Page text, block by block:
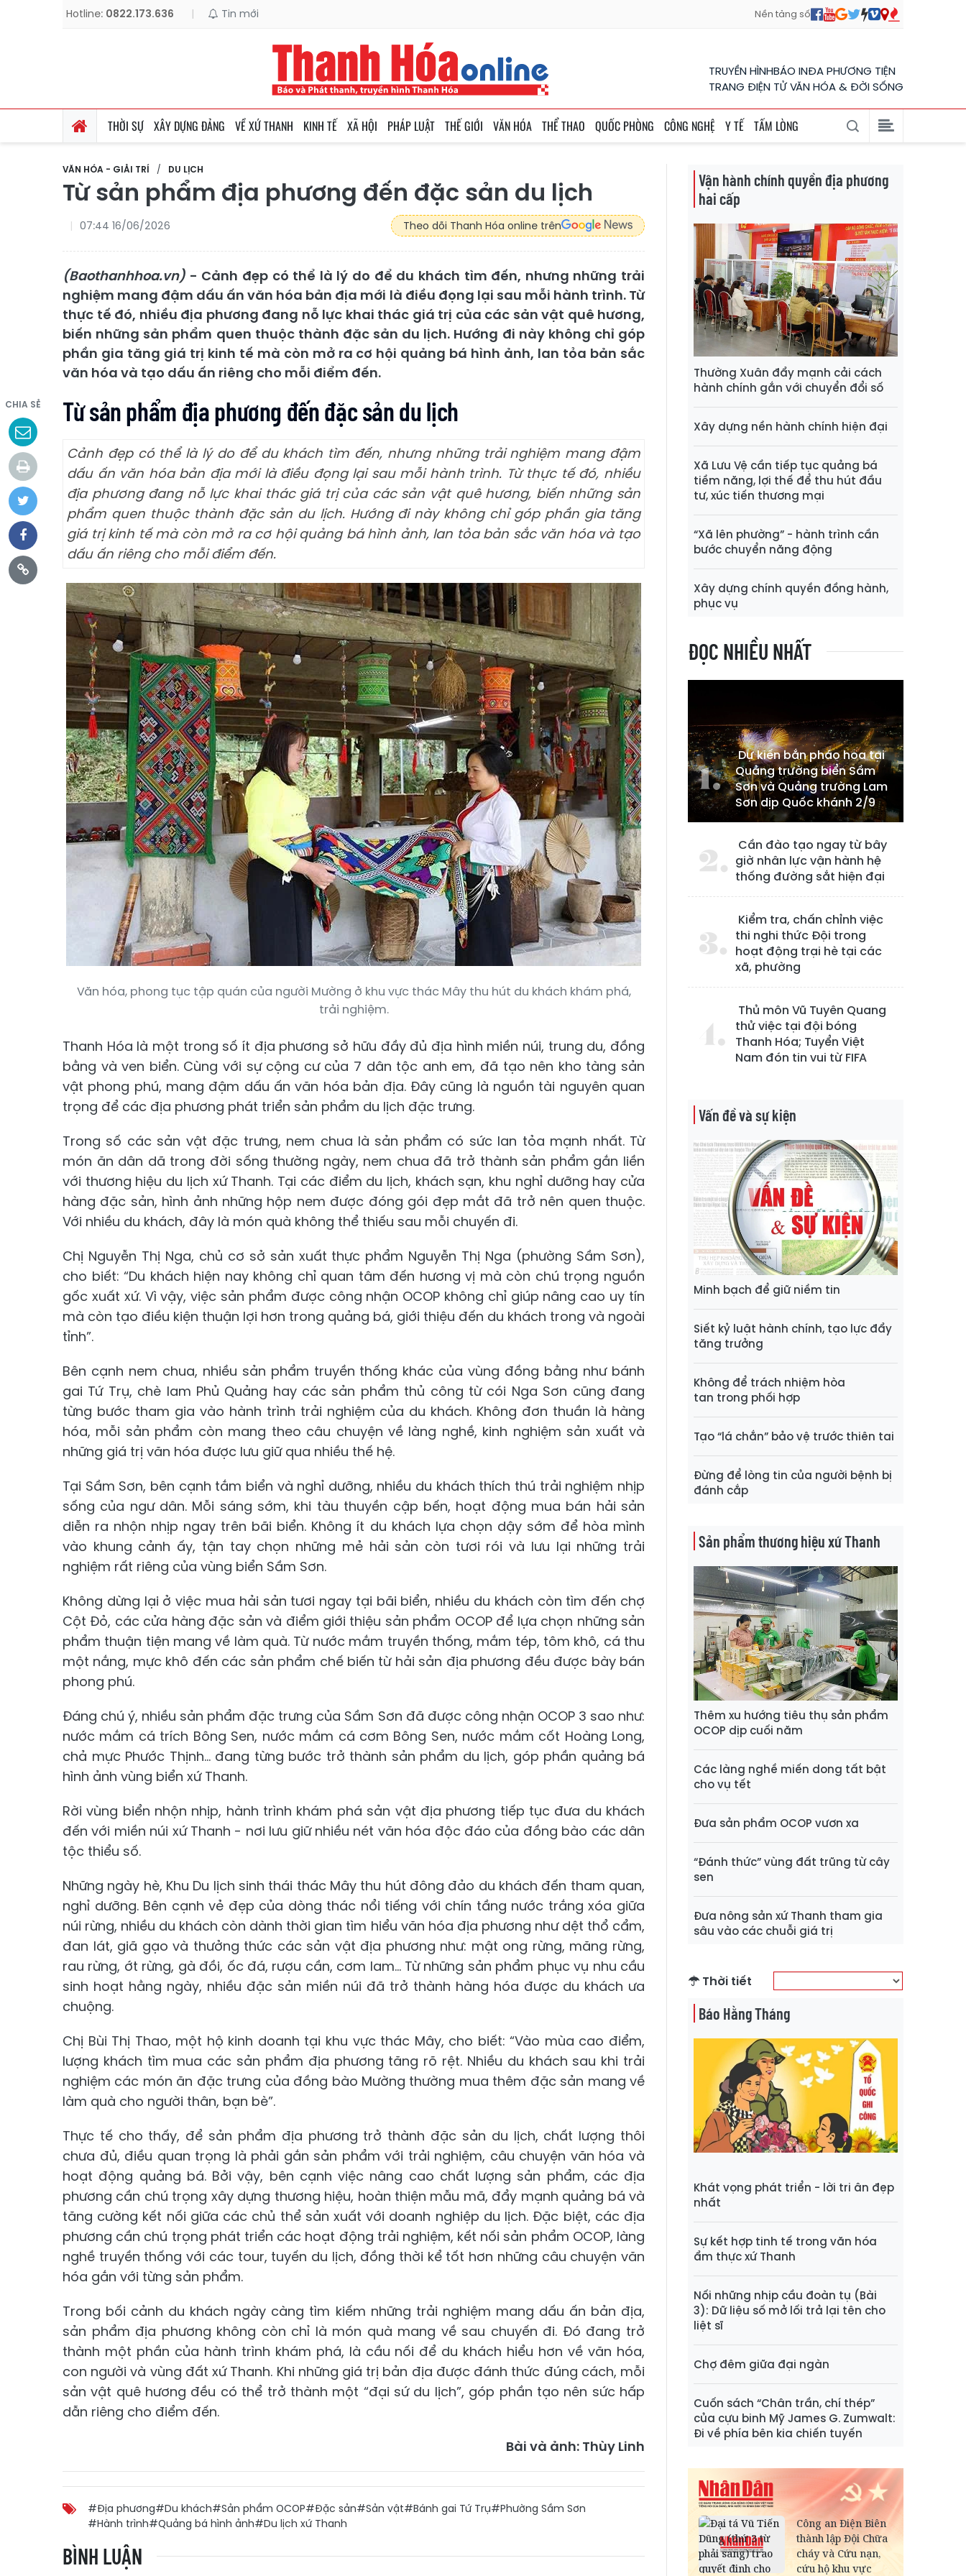
Hotline: 0822.173.636 | Tin mới Nền tảng số
TRUYỀN HÌNHBÁO INĐA PHƯƠNG TIỆN
TRANG ĐIỆN TỬ VĂN HÓA & ĐỜI SỐNG
THỜI SỰ XÂY DỰNG ĐẢNG VỀ XỨ THANH KINH TẾ XÃ HỘI PHÁP LUẬT THẾ GIỚI VĂN HÓA THỂ THAO QUỐC PHÒNG CÔNG NGHỆ Y TẾ TẤM LÒNG
VĂN HÓA - GIẢI TRÍ DU LỊCH
Từ sản phẩm địa phương đến đặc sản du lịch
07:44 16/06/2026 Theo dõi Thanh Hóa online trên
(Baothanhhoa.vn) - Cảnh đẹp có thể là lý do để du khách tìm đến, nhưng những trải
nghiệm mang đậm dấu ấn văn hóa bản địa mới là điều đọng lại sau mỗi hành trình. Từ
thực tế đó, nhiều địa phương đang nỗ lực khai thác giá trị của các sản vật quê hương,
biến những sản phẩm quen thuộc thành đặc sản du lịch. Hướng đi này không chỉ góp
phần gia tăng giá trị kinh tế mà còn mở ra cơ hội quảng bá hình ảnh, lan tỏa bản sắc
văn hóa và tạo dấu ấn riêng cho mỗi điểm đến.
CHIA SẺ Từ sản phẩm địa phương đến đặc sản du lịch
Cảnh đẹp có thể là lý do để du khách tìm đến, nhưng những trải nghiệm mang đậm
dấu ấn văn hóa bản địa mới là điều đọng lại sau mỗi hành trình. Từ thực tế đó, nhiều
địa phương đang nỗ lực khai thác giá trị của các sản vật quê hương, biến những sản
phẩm quen thuộc thành đặc sản du lịch. Hướng đi này không chỉ góp phần gia tăng
giá trị kinh tế mà còn mở ra cơ hội quảng bá hình ảnh, lan tỏa bản sắc văn hóa và tạo
dấu ấn riêng cho mỗi điểm đến.
Văn hóa, phong tục tập quán của người Mường ở khu vực thác Mây thu hút du khách khám phá,
trải nghiệm.
Thanh Hóa là một trong số ít địa phương sở hữu đầy đủ địa hình miền núi, trung du, đồng
bằng và ven biển. Cùng với sự cộng cư của 7 dân tộc anh em, đã tạo nên kho tàng sản
vật phong phú, mang đậm dấu ấn văn hóa bản địa. Đây cũng là nguồn tài nguyên quan
trọng để các địa phương phát triển sản phẩm du lịch đặc trưng.
Trong số các sản vật đặc trưng, nem chua là sản phẩm có sức lan tỏa mạnh nhất. Từ
món ăn dân dã trong đời sống thường ngày, nem chua đã trở thành sản phẩm gắn liền
với thương hiệu du lịch xứ Thanh. Tại các điểm du lịch, khách sạn, khu nghỉ dưỡng hay cửa
hàng đặc sản, hình ảnh những hộp nem được đóng gói đẹp mắt đã trở nên quen thuộc.
Với nhiều du khách, đây là món quà không thể thiếu sau mỗi chuyến đi.
Chị Nguyễn Thị Nga, chủ cơ sở sản xuất thực phẩm Nguyễn Thị Nga (phường Sầm Sơn),
cho biết: “Du khách hiện nay không chỉ quan tâm đến hương vị mà còn chú trọng nguồn
gốc xuất xứ. Vì vậy, việc sản phẩm được công nhận OCOP không chỉ giúp nâng cao uy tín
mà còn tạo điều kiện thuận lợi hơn trong quảng bá, giới thiệu đến du khách trong và ngoài
tỉnh”.
Bên cạnh nem chua, nhiều sản phẩm truyền thống khác của vùng đồng bằng như bánh
gai Tứ Trụ, chè lam Phủ Quảng hay các sản phẩm thủ công từ cói Nga Sơn cũng đang
từng bước tham gia vào hành trình trải nghiệm của du khách. Không đơn thuần là hàng
hóa, mỗi sản phẩm còn mang theo câu chuyện về làng nghề, kinh nghiệm sản xuất và
những giá trị văn hóa được lưu giữ qua nhiều thế hệ.
Tại Sầm Sơn, bên cạnh tắm biển và nghỉ dưỡng, nhiều du khách thích thú trải nghiệm nhịp
sống của ngư dân. Mỗi sáng sớm, khi tàu thuyền cập bến, hoạt động mua bán hải sản
diễn ra nhộn nhịp ngay trên bãi biển. Không ít du khách lựa chọn dậy sớm để hòa mình
vào khung cảnh ấy, tận tay chọn những mẻ hải sản còn tươi rói và lưu lại những trải
nghiệm rất riêng của vùng biển Sầm Sơn.
Không dừng lại ở việc mua hải sản tươi ngay tại bãi biển, nhiều du khách còn tìm đến chợ
Cột Đỏ, các cửa hàng đặc sản và điểm giới thiệu sản phẩm OCOP để lựa chọn những sản
phẩm thuận tiện mang về làm quà. Từ nước mắm truyền thống, mắm tép, tôm khô, cá thu
một nắng, mực khô đến các sản phẩm chế biến từ hải sản địa phương đều được bày bán
phong phú.
Đáng chú ý, nhiều sản phẩm đặc trưng của Sầm Sơn đã được công nhận OCOP 3 sao như:
nước mắm cá trích Bông Sen, nước mắm cá cơm Bông Sen, nước mắm cốt Hoàng Long,
chả mực Phước Thịnh... đang từng bước trở thành sản phẩm du lịch, góp phần quảng bá
hình ảnh vùng biển xứ Thanh.
Rời vùng biển nhộn nhịp, hành trình khám phá sản vật địa phương tiếp tục đưa du khách
đến với miền núi xứ Thanh - nơi lưu giữ nhiều nét văn hóa độc đáo của đồng bào các dân
tộc thiểu số.
Những ngày hè, Khu Du lịch sinh thái thác Mây thu hút đông đảo du khách đến tham quan,
nghỉ dưỡng. Bên cạnh vẻ đẹp của dòng thác nổi tiếng với chín tầng nước trắng xóa giữa
núi rừng, nhiều du khách còn dành thời gian tìm hiểu văn hóa địa phương như dệt thổ cẩm,
đan lát, giã gạo và thưởng thức các sản vật địa phương như: mật ong rừng, măng rừng,
rau rừng, ớt rừng, gà đồi, ốc đá, rượu cần, cơm lam... Từ những sản phẩm phục vụ nhu cầu
sinh hoạt hằng ngày, nhiều đặc sản miền núi đã trở thành hàng hóa được du khách ưa
chuộng.
Chị Bùi Thị Thao, một hộ kinh doanh tại khu vực thác Mây, cho biết: “Vào mùa cao điểm,
lượng khách tìm mua các sản phẩm địa phương tăng rõ rệt. Nhiều du khách sau khi trải
nghiệm các món ăn đặc trưng của đồng bào Mường thường mua thêm đặc sản mang về
làm quà cho người thân, bạn bè”.
Thực tế cho thấy, để sản phẩm địa phương trở thành đặc sản du lịch, chất lượng thôi
chưa đủ, điều quan trọng là phải gắn sản phẩm với trải nghiệm, câu chuyện văn hóa và
hoạt động quảng bá. Bởi vậy, bên cạnh việc nâng cao chất lượng sản phẩm, các địa
phương cần chú trọng xây dựng thương hiệu, hoàn thiện mẫu mã, đẩy mạnh quảng bá và
tăng cường kết nối giữa các chủ thể sản xuất với doanh nghiệp du lịch. Đặc biệt, các địa
phương cần chú trọng phát triển các hoạt động trải nghiệm, kết nối sản phẩm OCOP, làng
nghề truyền thống với các tour, tuyến du lịch, đồng thời kể tốt hơn những câu chuyện văn
hóa gắn với từng sản phẩm.
Trong bối cảnh du khách ngày càng tìm kiếm những trải nghiệm mang dấu ấn bản địa,
sản phẩm địa phương không còn chỉ là món quà mang về sau chuyến đi. Đó đang trở
thành một phần của hành trình khám phá, là cầu nối để du khách hiểu hơn về văn hóa,
con người và vùng đất xứ Thanh. Khi những giá trị bản địa được đánh thức đúng cách, mỗi
sản vật quê hương đều có thể trở thành một “đại sứ du lịch”, góp phần tạo nên sức hấp
dẫn riêng cho điểm đến.
Bài và ảnh: Thùy Linh
#Địa phương#Du khách#Sản phẩm OCOP#Đặc sản#Sản vật#Bánh gai Tứ Trụ#Phường Sầm Sơn
#Hành trình#Quảng bá hình ảnh#Du lịch xứ Thanh
BÌNH LUẬN
Vận hành chính quyền địa phương
hai cấp
Thường Xuân đẩy mạnh cải cách
hành chính gắn với chuyển đổi số
Xây dựng nền hành chính hiện đại
Xã Lưu Vệ cần tiếp tục quảng bá
tiềm năng, lợi thế để thu hút đầu
tư, xúc tiến thương mại
“Xã lên phường” - hành trình cần
bước chuyển năng động
Xây dựng chính quyền đồng hành,
phục vụ
ĐỌC NHIỀU NHẤT
Dự kiến bắn pháo hoa tại
Quảng trường biển Sầm
Sơn và Quảng trường Lam
Sơn dịp Quốc khánh 2/9
Cần đào tạo ngay từ bây
giờ nhân lực vận hành hệ
thống đường sắt hiện đại
Kiểm tra, chấn chỉnh việc
thi nghi thức Đội trong
hoạt động trại hè tại các
xã, phường
Thủ môn Vũ Tuyên Quang
thử việc tại đội bóng
Thanh Hóa; Tuyển Việt
Nam đón tin vui từ FIFA
Vấn đề và sự kiện
Minh bạch để giữ niềm tin
Siết kỷ luật hành chính, tạo lực đẩy
tăng trưởng
Không để trách nhiệm hòa
tan trong phối hợp
Tạo “lá chắn” bảo vệ trước thiên tai
Đừng để lòng tin của người bệnh bị
đánh cắp
Sản phẩm thương hiệu xứ Thanh
Thêm xu hướng tiêu thụ sản phẩm
OCOP dịp cuối năm
Các làng nghề miến dong tất bật
cho vụ tết
Đưa sản phẩm OCOP vươn xa
“Đánh thức” vùng đất trũng từ cây
sen
Đưa nông sản xứ Thanh tham gia
sâu vào các chuỗi giá trị
Thời tiết
Báo Hằng Tháng
Khát vọng phát triển - lời tri ân đẹp
nhất
Sự kết hợp tinh tế trong văn hóa
ẩm thực xứ Thanh
Nối những nhịp cầu đoàn tụ (Bài
3): Dữ liệu số mở lối trả lại tên cho
liệt sĩ
Chợ đêm giữa đại ngàn
Cuốn sách “Chân trần, chí thép”
của cựu binh Mỹ James G. Zumwalt:
Đi về phía bên kia chiến tuyến